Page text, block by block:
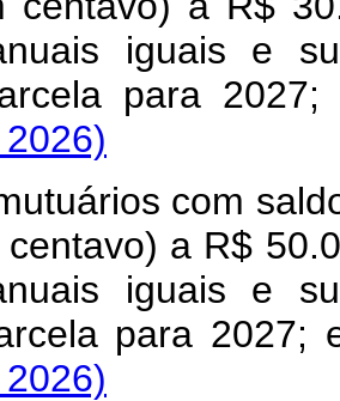
iguais e
para 2027;
com
a R$
iguais e
para 2027;